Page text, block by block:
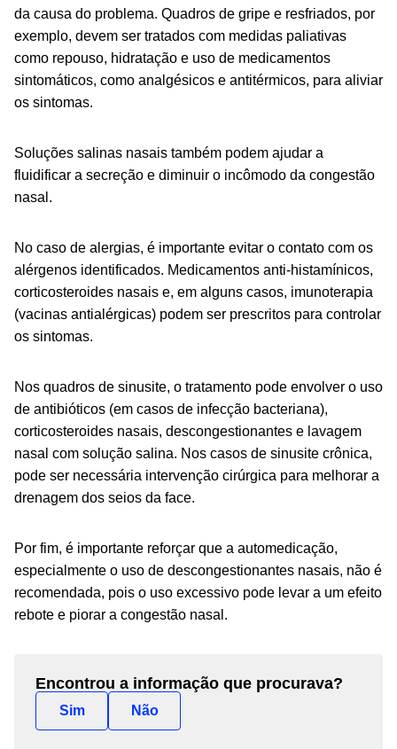
da causa do problema. Quadros de gripe e resfriados, por
exemplo, devem ser tratados com medidas paliativas
como repouso, hidratação e uso de medicamentos
sintomáticos, como analgésicos e antitérmicos, para aliviar
os sintomas.
Soluções salinas nasais também podem ajudar a
fluidificar a secreção e diminuir o incômodo da congestão
nasal.
No caso de alergias, é importante evitar o contato com os
alérgenos identificados. Medicamentos anti-histamínicos,
corticosteroides nasais e, em alguns casos, imunoterapia
(vacinas antialérgicas) podem ser prescritos para controlar
os sintomas.
Nos quadros de sinusite, o tratamento pode envolver o uso
de antibióticos (em casos de infecção bacteriana),
corticosteroides nasais, descongestionantes e lavagem
nasal com solução salina. Nos casos de sinusite crônica,
pode ser necessária intervenção cirúrgica para melhorar a
drenagem dos seios da face.
Por fim, é importante reforçar que a automedicação,
especialmente o uso de descongestionantes nasais, não é
recomendada, pois o uso excessivo pode levar a um efeito
rebote e piorar a congestão nasal.
Encontrou a informação que procurava?
Sim Não